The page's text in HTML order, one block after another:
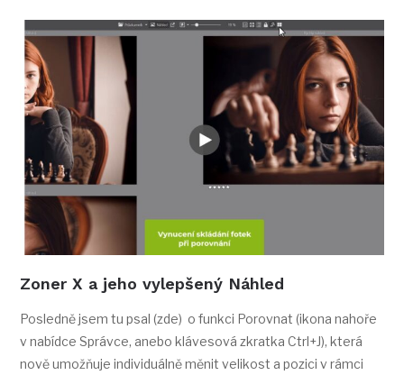
Zoner X a jeho vylepšený Náhled
Posledně jsem tu psal (zde) o funkci Porovnat (ikona nahoře
v nabídce Správce, anebo klávesová zkratka Ctrl+J), která
nově umožňuje individuálně měnit velikost a pozici v rámci